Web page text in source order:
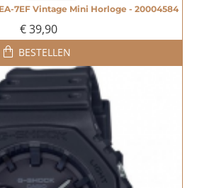
7EF Vintage Mini Horloge - 20004584
€ 39,90
BESTELLEN